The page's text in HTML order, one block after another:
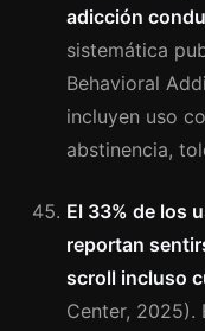
adicción
sistemática
Behavioral
incluyen uso
abstinencia,
El 33% de los
reportan
scroll incluso
Center, 2025).